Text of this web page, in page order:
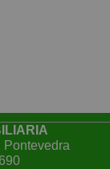
Pontevedra